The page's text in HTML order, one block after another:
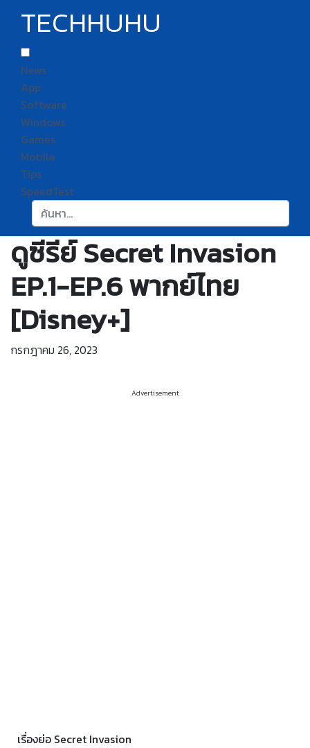
TECHHUHU
News
App
Software
Windows
Games
Mobile
Tips
SpeedTest
ค้นหา:
ดูซีรีย์ Secret Invasion
EP.1-EP.6 พากย์ไทย
[Disney+]
กรกฎาคม 26, 2023
Advertisement
เรื่องย่อ Secret Invasion